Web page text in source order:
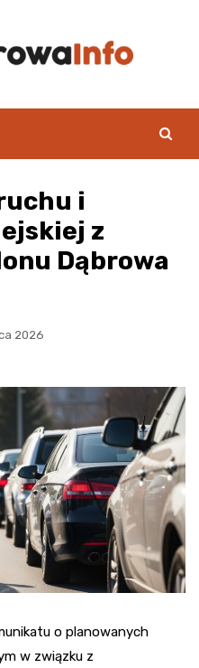
i
z
Dąbrowa
2026
o planowanych
w związku z